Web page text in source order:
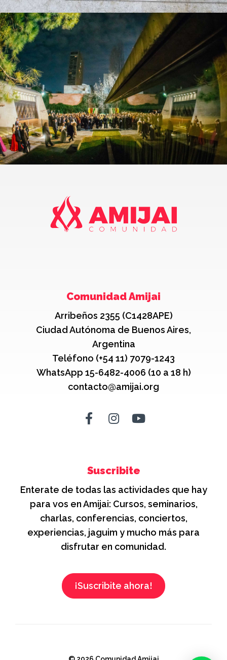
Comunidad Amijai
Arribeños 2355 (C1428APE)
Ciudad Autónoma de Buenos Aires,
Argentina
Teléfono (+54 11) 7079-1243
WhatsApp 15-6482-4006 (10 a 18 h)
contacto@amijai.org
Suscribite
Enterate de todas las actividades que hay
para vos en Amijai: Cursos, seminarios,
charlas, conferencias, conciertos,
experiencias, jaguim y mucho más para
disfrutar en comunidad.
¡Suscribite ahora!